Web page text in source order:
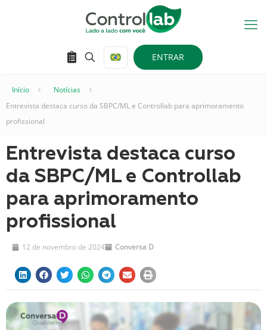
ENTRAR
Início Notícias
Entrevista destaca curso da SBPC/ML e Controllab para aprimoramento
profissional
Entrevista destaca curso
da SBPC/ML e Controllab
para aprimoramento
profissional
12 de novembro de 2024 Conversa D